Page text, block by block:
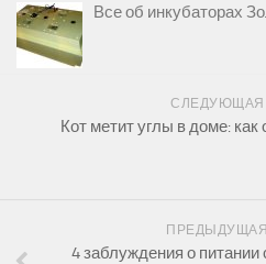
Все об инкубаторах
СЛЕДУЮЩАЯ
Кот метит углы в доме: как
ПРЕДЫДУЩАЯ
4 заблуждения о питании